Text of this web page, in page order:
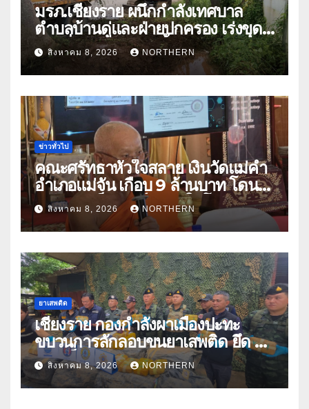
มรภ.เชียงราย ผนึกกำลังเทศบาล
ตำบลบ้านดู่และฝ่ายปกครอง เร่งขุด
ลอกสิ่งกีดขวางทางน้ำ ป้องกันและลด
ปัญหาน้ำท่วม
สิงหาคม 8, 2026 NORTHERN
ข่าวทั่วไป
คณะศรัทธาหัวใจสลาย เงินวัดแม่คำ
อำเภอแม่จัน เกือบ 9 ล้านบาท โดน
แก๊งคอลเซ็นเตอร์หลอกให้โอนข้าม
ปีกว่า 66 บัญชี
สิงหาคม 8, 2026 NORTHERN
ยาเสพติด
เชียงราย กองกำลังผาเมืองปะทะ
ขบวนการลักลอบขนยาเสพติด ยึด 2
ล้านเม็ด
สิงหาคม 8, 2026 NORTHERN